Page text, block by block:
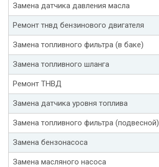
Замена датчика давления масла
Ремонт тнвд бензинового двигателя
Замена топливного фильтра (в баке)
Замена топливного шланга
Ремонт ТНВД
Замена датчика уровня топлива
Замена топливного фильтра (подвесной)
Замена бензонасоса
Замена масляного насоса